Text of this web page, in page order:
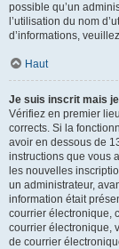
possible qu’un
l’utilisation du nom
d’informations,
Haut
Je suis inscrit mais
Vérifiez en premier
corrects. Si la
avoir en dessous de
instructions que vous
les nouvelles
un administrateur,
information était
courrier électronique,
courrier électronique,
de courrier